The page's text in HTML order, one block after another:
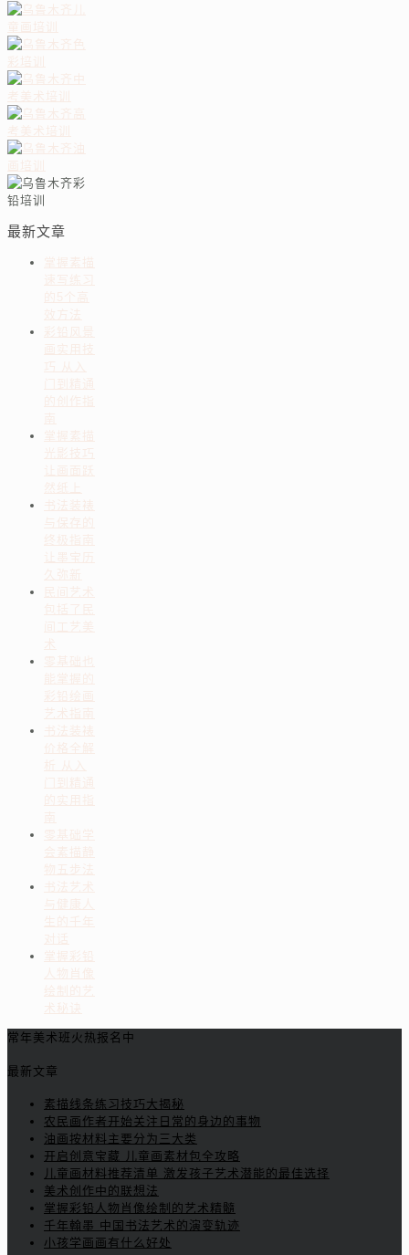
最新文章
掌握素描
速写练习
的5个高
效方法
彩铅风景
画实用技
巧 从入
门到精通
的创作指
南
掌握素描
光影技巧
让画面跃
然纸上
书法装裱
与保存的
终极指南
让墨宝历
久弥新
民间艺术
包括了民
间工艺美
术
零基础也
能掌握的
彩铅绘画
艺术指南
书法装裱
价格全解
析 从入
门到精通
的实用指
南
零基础学
会素描静
物五步法
书法艺术
与健康人
生的千年
对话
掌握彩铅
人物肖像
绘制的艺
术秘诀
常年美术班火热报名中
最新文章
素描线条练习技巧大揭秘
农民画作者开始关注日常的身边的事物
油画按材料主要分为三大类
开启创意宝藏 儿童画素材包全攻略
儿童画材料推荐清单 激发孩子艺术潜能的最佳选择
美术创作中的联想法
掌握彩铅人物肖像绘制的艺术精髓
千年翰墨 中国书法艺术的演变轨迹
小孩学画画有什么好处